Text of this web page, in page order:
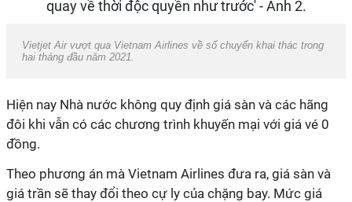
Vietjet Air vượt qua Vietnam Airlines về số chuyến khai thác trong
hai tháng đầu năm 2021.
Hiện nay Nhà nước không quy định giá sàn và các hãng
đôi khi vẫn có các chương trình khuyến mại với giá vé 0
đồng.
Theo phương án mà Vietnam Airlines đưa ra, giá sàn và
giá trần sẽ thay đổi theo cự ly của chặng bay. Mức giá